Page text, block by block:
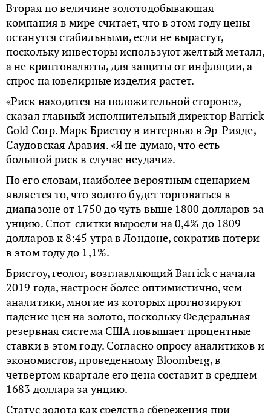
Вторая по величине золотодобываюшая
компания в мире считает, что в этом году цены
останутся стабильными, если не вырастут,
поскольку инвесторы используют желтый металл,
а не криптовалюты, для защиты от инфляции, а
спрос на ювелирные изделия растет.
«Риск находится на положительной стороне», —
сказал главный исполнительный директор Barrick
Gold Corp. Марк Бристоу в интервью в Эр-Рияде,
Саудовская Аравия. «Я не думаю, что есть
большой риск в случае неудачи».
По его словам, наиболее вероятным сценарием
является то, что золото будет торговаться в
диапазоне от 1750 до чуть выше 1800 долларов за
унцию. Спот-слитки выросли на 0,4% до 1809
долларов к 8:45 утра в Лондоне, сократив потери
в этом году до 1,1%.
Бристоу, геолог, возглавляющий Barrick с начала
2019 года, настроен более оптимистично, чем
аналитики, многие из которых прогнозируют
падение цен на золото, поскольку Федеральная
резервная система США повышает процентные
ставки в этом году. Согласно опросу аналитиков и
экономистов, проведенному Bloomberg, в
четвертом квартале его цена составит в среднем
1683 доллара за унцию.
Статус золота как средства сбережения при